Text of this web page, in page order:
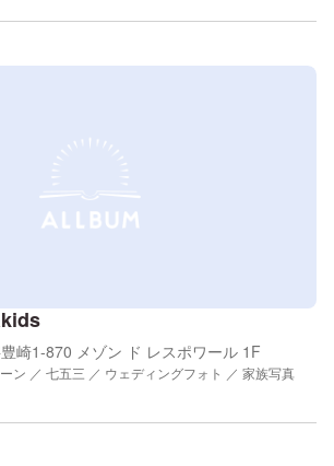
崎1-870 メゾン ド レスポワール 1F
ン ／ 七五三 ／ ウェディングフォト ／ 家族写真